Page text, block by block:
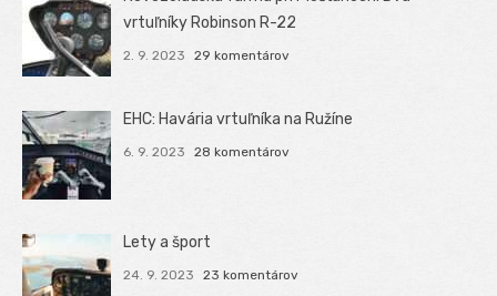
vrtuľníky Robinson R-22
2. 9. 2023 29 komentárov
EHC: Havária vrtuľníka na Ružíne
6. 9. 2023 28 komentárov
Lety a šport
24. 9. 2023 23 komentárov